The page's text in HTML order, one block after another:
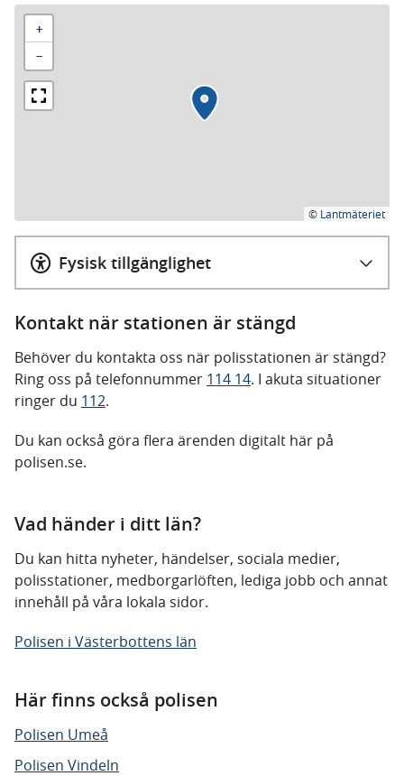
+
−
© Lantmäteriet
Fysisk tillgänglighet
Kontakt när stationen är stängd
Behöver du kontakta oss när polisstationen är stängd?
Ring oss på telefonnummer 114 14. I akuta situationer
ringer du 112.
Du kan också göra flera ärenden digitalt här på
polisen.se.
Vad händer i ditt län?
Du kan hitta nyheter, händelser, sociala medier,
polisstationer, medborgarlöften, lediga jobb och annat
innehåll på våra lokala sidor.
Polisen i Västerbottens län
Här finns också polisen
Polisen Umeå
Polisen Vindeln